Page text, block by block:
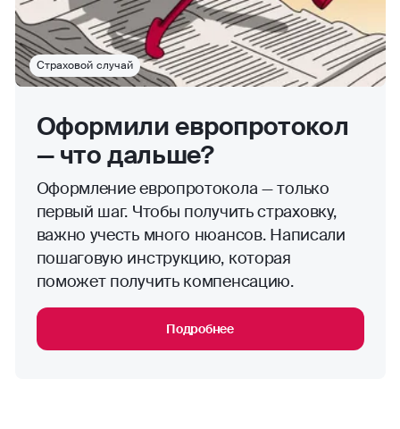
Страховой случай
Оформили европротокол
— что дальше?
Оформление европротокола — только
первый шаг. Чтобы получить страховку,
важно учесть много нюансов. Написали
пошаговую инструкцию, которая
поможет получить компенсацию.
Подробнее